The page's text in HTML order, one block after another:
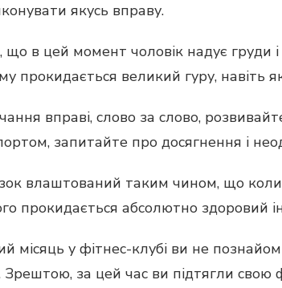
якусь вправу.
що в цей момент чоловік надує груди
прокидається великий гуру, навіть
вправі, слово за слово,
запитайте про досягнення і
влаштований таким чином, що коли
прокидається абсолютно здоровий
у фітнес-клубі ви не
Зрештою, за цей час ви підтягли свою